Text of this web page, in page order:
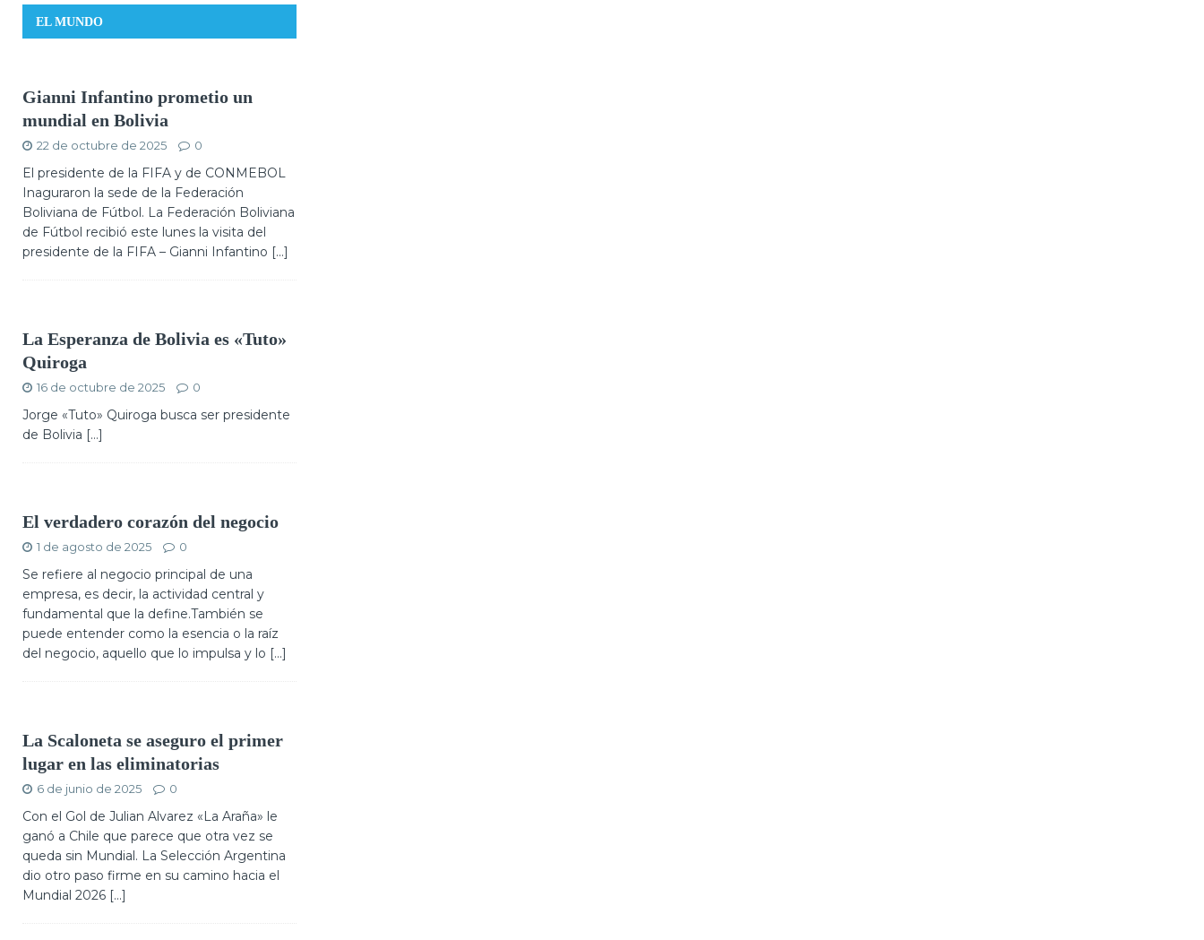
EL MUNDO
Gianni Infantino prometio un
mundial en Bolivia
22 de octubre de 2025 0
El presidente de la FIFA y de CONMEBOL
Inaguraron la sede de la Federación
Boliviana de Fútbol. La Federación Boliviana
de Fútbol recibió este lunes la visita del
presidente de la FIFA – Gianni Infantino [...]
La Esperanza de Bolivia es «Tuto»
Quiroga
16 de octubre de 2025 0
Jorge «Tuto» Quiroga busca ser presidente
de Bolivia […]
El verdadero corazón del negocio
1 de agosto de 2025 0
Se refiere al negocio principal de una
empresa, es decir, la actividad central y
fundamental que la define.También se
puede entender como la esencia o la raíz
del negocio, aquello que lo impulsa y lo [...]
La Scaloneta se aseguro el primer
lugar en las eliminatorias
6 de junio de 2025 0
Con el Gol de Julian Alvarez «La Araña» le
ganó a Chile que parece que otra vez se
queda sin Mundial. La Selección Argentina
dio otro paso firme en su camino hacia el
Mundial 2026 [...]